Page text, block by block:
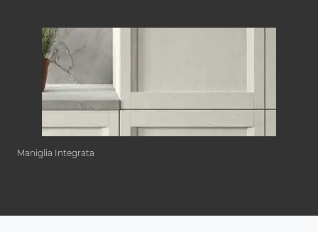
Maniglia Integrata